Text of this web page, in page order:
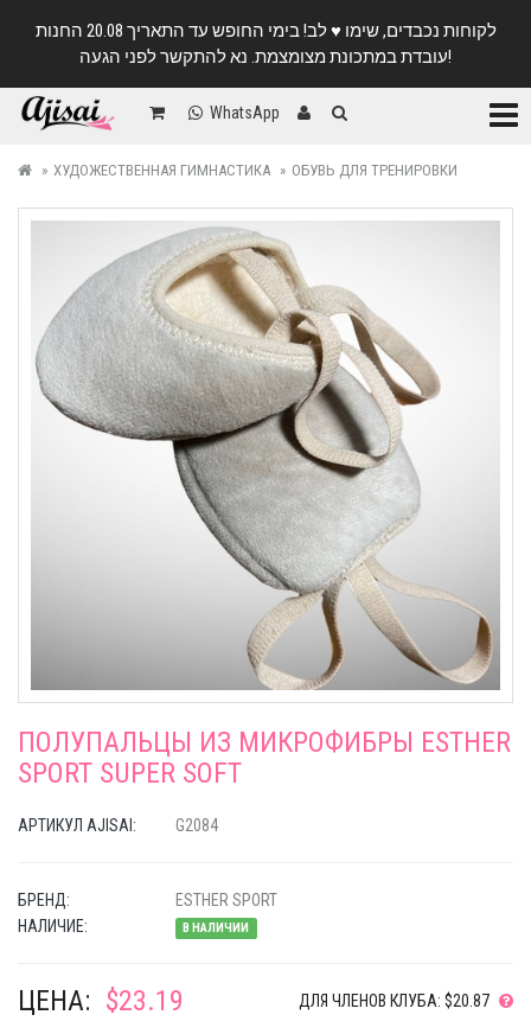
לקוחות נכבדים, שימו ♥️ לב! בימי החופש עד התאריך 20.08 החנות
עובדת במתכונת מצומצמת. נא להתקשר לפני הגעה!
WhatsApp
ХУДОЖЕСТВЕННАЯ ГИМНАСТИКА ОБУВЬ ДЛЯ ТРЕНИРОВКИ
ПОЛУПАЛЬЦЫ ИЗ МИКРОФИБРЫ ESTHER
SPORT SUPER SOFT
АРТИКУЛ AJISAI: G2084
БРЕНД:
ESTHER SPORT
НАЛИЧИЕ:
В НАЛИЧИИ
ЦЕНА: $23.19 ДЛЯ ЧЛЕНОВ КЛУБА: $20.87